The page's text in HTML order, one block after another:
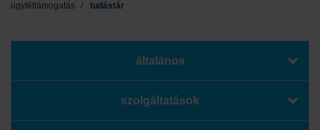
ügyféltámogatás / tudástár
általános
szolgáltatások